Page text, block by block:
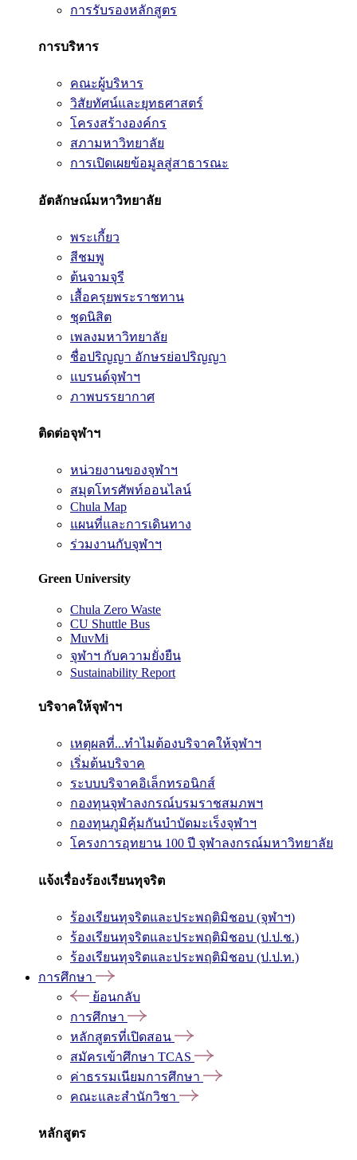
การรับรองหลักสูตร
การบริหาร
คณะผู้บริหาร
วิสัยทัศน์และยุทธศาสตร์
โครงสร้างองค์กร
สภามหาวิทยาลัย
การเปิดเผยข้อมูลสู่สาธารณะ
อัตลักษณ์มหาวิทยาลัย
พระเกี้ยว
สีชมพู
ต้นจามจุรี
เสื้อครุยพระราชทาน
ชุดนิสิต
เพลงมหาวิทยาลัย
ชื่อปริญญา อักษรย่อปริญญา
แบรนด์จุฬาฯ
ภาพบรรยากาศ
ติดต่อจุฬาฯ
หน่วยงานของจุฬาฯ
สมุดโทรศัพท์ออนไลน์
Chula Map
แผนที่และการเดินทาง
ร่วมงานกับจุฬาฯ
Green University
Chula Zero Waste
CU Shuttle Bus
MuvMi
จุฬาฯ กับความยั่งยืน
Sustainability Report
บริจาคให้จุฬาฯ
เหตุผลที่...ทำไมต้องบริจาคให้จุฬาฯ
เริ่มต้นบริจาค
ระบบบริจาคอิเล็กทรอนิกส์
กองทุนจุฬาลงกรณ์บรมราชสมภพฯ
กองทุนภูมิคุ้มกันบำบัดมะเร็งจุฬาฯ
โครงการอุทยาน 100 ปี จุฬาลงกรณ์มหาวิทยาลัย
แจ้งเรื่องร้องเรียนทุจริต
ร้องเรียนทุจริตและประพฤติมิชอบ (จุฬาฯ)
ร้องเรียนทุจริตและประพฤติมิชอบ (ป.ป.ช.)
ร้องเรียนทุจริตและประพฤติมิชอบ (ป.ป.ท.)
การศึกษา
ย้อนกลับ
การศึกษา
หลักสูตรที่เปิดสอน
สมัครเข้าศึกษา TCAS
ค่าธรรมเนียมการศึกษา
คณะและสำนักวิชา
หลักสูตร